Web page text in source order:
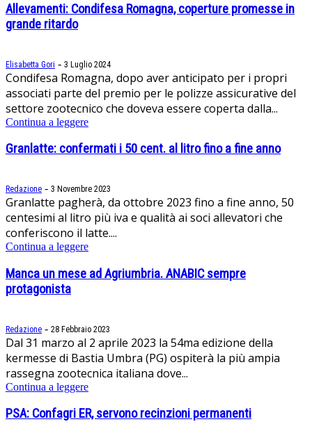
Allevamenti: Condifesa Romagna, coperture promesse in
grande ritardo
Elisabetta Gori - 3 Luglio 2024
Condifesa Romagna, dopo aver anticipato per i propri
associati parte del premio per le polizze assicurative del
settore zootecnico che doveva essere coperta dalla...
Continua a leggere
Granlatte: confermati i 50 cent. al litro fino a fine anno
Redazione - 3 Novembre 2023
Granlatte pagherà, da ottobre 2023 fino a fine anno, 50
centesimi al litro più iva e qualità ai soci allevatori che
conferiscono il latte....
Continua a leggere
Manca un mese ad Agriumbria. ANABIC sempre
protagonista
Redazione - 28 Febbraio 2023
Dal 31 marzo al 2 aprile 2023 la 54ma edizione della
kermesse di Bastia Umbra (PG) ospiterà la più ampia
rassegna zootecnica italiana dove...
Continua a leggere
PSA: Confagri ER, servono recinzioni permanenti